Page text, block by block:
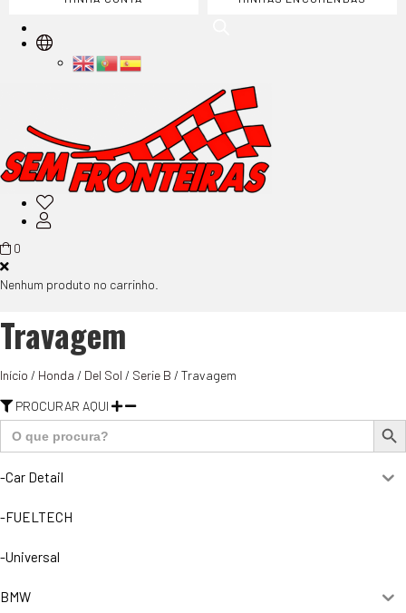
0
Nenhum produto no carrinho.
Travagem
Início / Honda / Del Sol / Serie B / Travagem
PROCURAR AQUI
Search
for:
Search
-Car Detail
-FUELTECH
-Universal
BMW